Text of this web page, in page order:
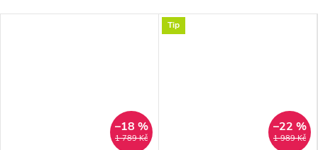
1 789 Kč
–18 %
Tip
1 989 Kč
–22 %